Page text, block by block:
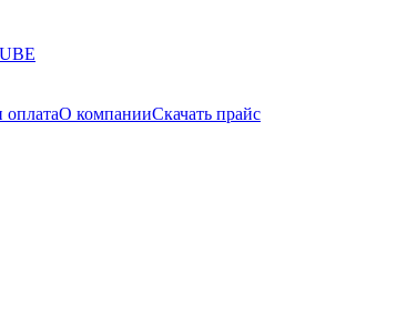
оплатаО компанииСкачать прайс